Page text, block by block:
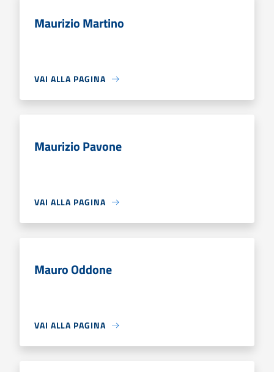
Maurizio Martino
VAI ALLA PAGINA
Maurizio Pavone
VAI ALLA PAGINA
Mauro Oddone
VAI ALLA PAGINA